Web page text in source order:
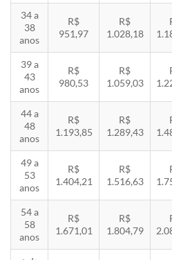
34 a
38
anos
R$
951,97
R$
1.028,18
39 a
43
anos
R$
980,53
R$
1.059,03
44 a
48
anos
R$
1.193,85
R$
1.289,43
49 a
53
anos
R$
1.404,21
R$
1.516,63
54 a
58
anos
R$
1.671,01
R$
1.804,79